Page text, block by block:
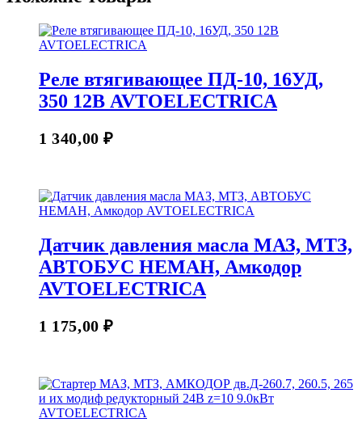
Реле втягивающее ПД-10, 16УД,
350 12В AVTOELECTRICA
1 340,00₽
Датчик давления масла МАЗ, МТЗ,
АВТОБУС НЕМАН, Амкодор
AVTOELECTRICA
1 175,00₽